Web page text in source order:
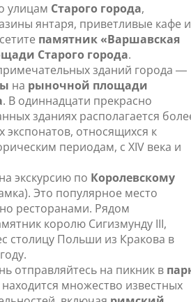
улицам Старого города,
янтаря, приветливые кафе и
памятник «Варшавская
Старого города.
зданий города ―
на рыночной площади
. В одиннадцати прекрасно
зданиях располагается
экспонатов, относящихся к
периодам, с XIV века и
экскурсию по Королевскому
Это популярное место
ресторанами. Рядом
королю Сигизмунду III,
столицу Польши из Кракова в
отправляйтесь на пикник в
находится множество известных